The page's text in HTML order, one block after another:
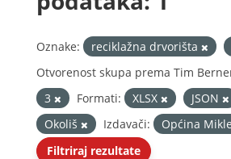
Oznake: reciklažna drvorišta
Otvorenost skupa prema Tim
3
Formati: XLSX JSON
Okoliš
Izdavači:
Općina
Filtriraj rezultate